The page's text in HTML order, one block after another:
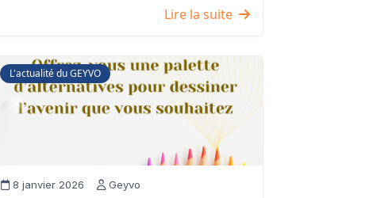
Lire la suite
L'actualité du GEYVO
8 janvier 2026 Geyvo